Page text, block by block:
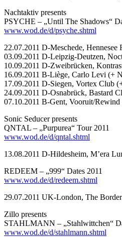
Nachtaktiv presents
PSYCHE – „Until The Shadows“
www.wod.de/d/psyche.shtml
22.07.2011 D-Meschede,
03.09.2011 D-Leipzig-Deutzen,
10.09.2011 D-Zweibrücken,
16.09.2011 B-Liège, Carlo Levi (+
17.09.2011 D-Siegen, Vortex Club
24.09.2011 D-Osnabrück, Bastard
07.10.2011 B-Gent, Vooruit/Rewind
Sonic Seducer presents
QNTAL – „Purpurea“ Tour 2011
www.wod.de/d/qntal.shtml
13.08.2011 D-Hildesheim, M’era
REDEEM – „999“ Dates 2011
www.wod.de/d/redeem.shtml
29.07.2011 UK-London, The
Zillo presents
STAHLMANN – „Stahlwittchen“
www.wod.de/d/stahlmann.shtml